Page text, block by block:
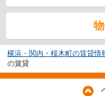
横浜・関内・桜木町の賃貸情
の賃貸